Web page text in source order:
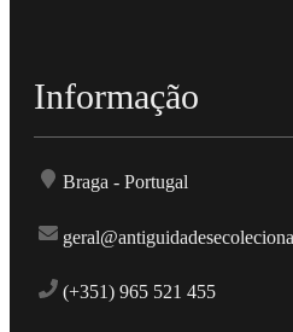
Informação
Braga - Portugal
(+351) 965 521 455